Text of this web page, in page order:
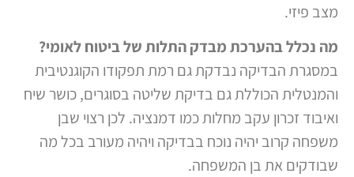
מצב פיזי.
מה נכלל בהערכת מבדק התלות של ביטוח לאומי?
במסגרת הבדיקה נבדקת גם רמת תפקודו הקוגנטיבית
והמנטלית הכוללת גם בדיקת שליטה בסוגרים, כושר שיח
ואיבוד זכרון עקב מחלות כמו דמנציה. לכן רצוי שבן
משפחה קרוב יהיה נוכח בבדיקה ויהיה מעורב בכל מה
שבודקים את בן המשפחה.